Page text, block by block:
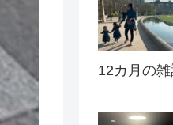
12カ月の